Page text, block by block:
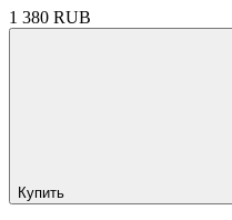
1 380 RUB
Купить